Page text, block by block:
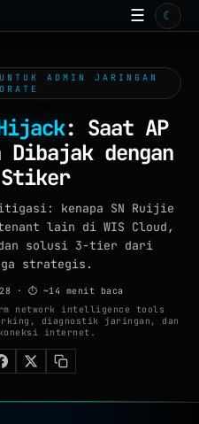
☰ ☾
ADMIN JARINGAN
: Saat AP
Dibajak dengan
Stiker
kenapa SN Ruijie
lain di WIS Cloud,
solusi 3-tier dari
strategis.
· ⏱ ~14 menit baca
network intelligence tools
diagnostik jaringan, dan
internet.